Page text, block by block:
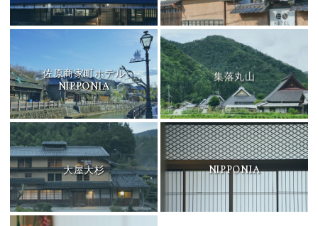
佐原商家町ホテル
NIPPONIA
集落丸山
大屋大杉 NIPPONIA